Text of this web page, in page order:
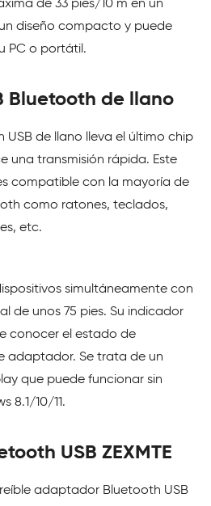
de 33 pies/10 m en un
diseño compacto y puede
PC o portátil.
Bluetooth de llano
de llano lleva el último chip
una transmisión rápida. Este
compatible con la mayoría de
como ratones, teclados,
etc.
simultáneamente con
de unos 75 pies. Su indicador
conocer el estado de
adaptador. Se trata de un
que puede funcionar sin
8.1/10/11.
USB ZEXMTE
adaptador Bluetooth USB